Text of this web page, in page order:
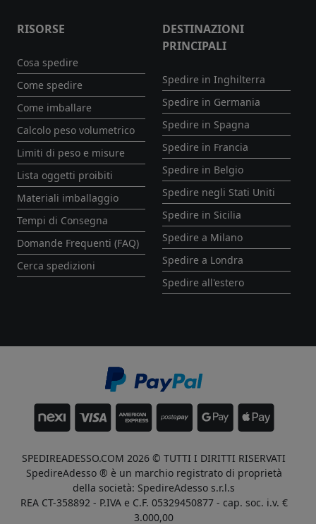
RISORSE
Cosa spedire
Come spedire
Come imballare
Calcolo peso volumetrico
Limiti di peso e misure
Lista oggetti proibiti
Materiali imballaggio
Tempi di Consegna
Domande Frequenti (FAQ)
Cerca spedizioni
DESTINAZIONI
PRINCIPALI
Spedire in Inghilterra
Spedire in Germania
Spedire in Spagna
Spedire in Francia
Spedire in Belgio
Spedire negli Stati Uniti
Spedire in Sicilia
Spedire a Milano
Spedire a Londra
Spedire all'estero
SPEDIREADESSO.COM 2026 © TUTTI I DIRITTI RISERVATI
SpedireAdesso ® è un marchio registrato di proprietà
della società: SpedireAdesso s.r.l.s
REA CT-358892 - P.IVA e C.F. 05329450877 - cap. soc. i.v. €
3.000,00